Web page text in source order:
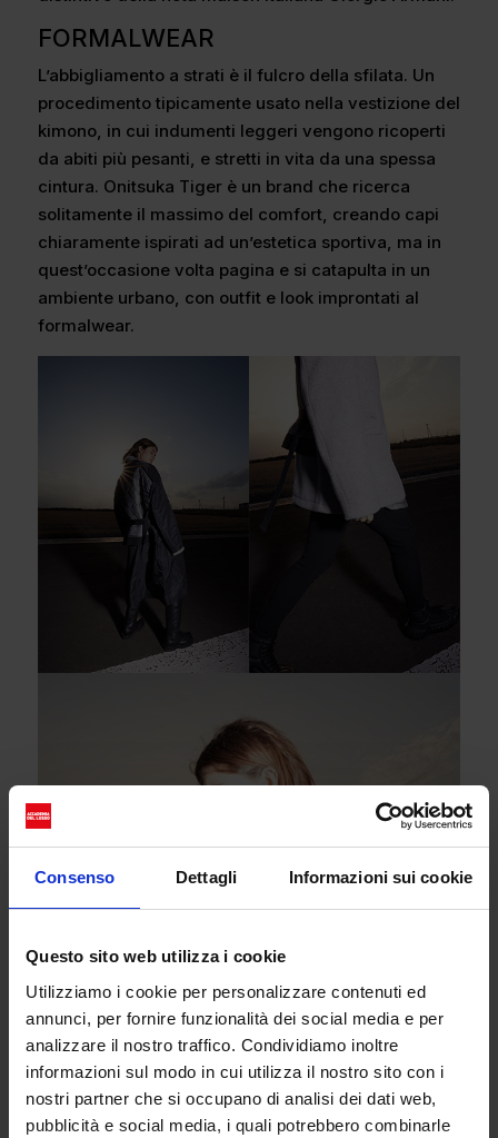
Consenso Dettagli Informazioni sui cookie
Questo sito web utilizza i cookie
Utilizziamo i cookie per personalizzare contenuti ed
annunci, per fornire funzionalità dei social media e per
analizzare il nostro traffico. Condividiamo inoltre
informazioni sul modo in cui utilizza il nostro sito con i
nostri partner che si occupano di analisi dei dati web,
pubblicità e social media, i quali potrebbero combinarle
FORMALWEAR
L’abbigliamento a strati è il fulcro della sfilata. Un
procedimento tipicamente usato nella vestizione del
kimono, in cui indumenti leggeri vengono ricoperti
da abiti più pesanti, e stretti in vita da una spessa
cintura. Onitsuka Tiger è un brand che ricerca
solitamente il massimo del comfort, creando capi
chiaramente ispirati ad un’estetica sportiva, ma in
quest’occasione volta pagina e si catapulta in un
ambiente urbano, con outfit e look improntati al
formalwear.